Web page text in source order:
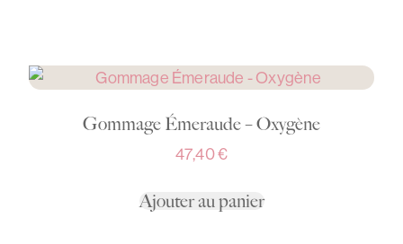
Gommage Émeraude – Oxygène
47,40€
Ajouter au panier